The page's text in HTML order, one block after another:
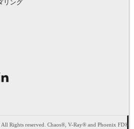
リング
Rights reserved. Chaos®, V-Ray® and Phoenix FD®